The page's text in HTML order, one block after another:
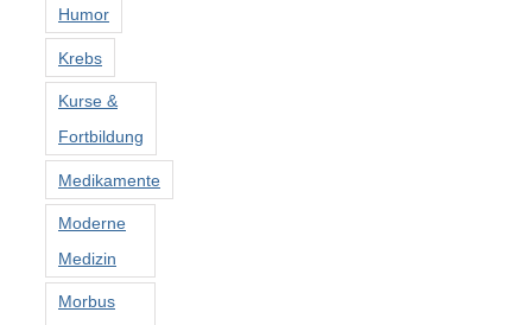
Humor
Krebs
Kurse &
Fortbildung
Medikamente
Moderne
Medizin
Morbus